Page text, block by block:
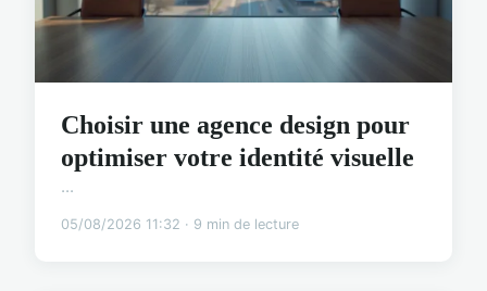
Choisir une agence design pour
optimiser votre identité visuelle
...
05/08/2026 11:32 · 9 min de lecture